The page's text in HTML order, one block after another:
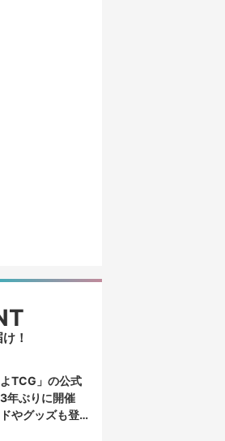
！
よTCG」の公式
年ぶりに開催
やグッズも登